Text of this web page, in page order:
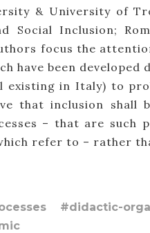
& University of
Social Inclusion;
focus the
have been
existing in Italy) to
that inclusion
– that are such
refer to – rather
#didactic-